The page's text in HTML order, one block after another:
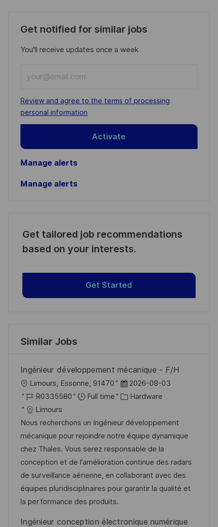
Get notified for similar jobs
You'll receive updates once a week
Email
address
(Required)
Required
Review and agree to the terms of processing
personal information
Activate
Manage alerts
Manage alerts
Get tailored job recommendations
based on your interests.
Get Started
Similar Jobs
Ingénieur développement mécanique - F/H
L
o
c
a
t
i
o
n
Limours, Essonne, 91470
P
o
t
e
d
D
a
t
2026-08-03
J
o
b
I
d
R0335580 Full time
C
t
e
g
o
r
y
Hardware
Limours
Nous recherchons un Ingénieur développement
mécanique pour rejoindre notre équipe dynamique
chez Thales. Vous serez responsable de la
conception et de l'amélioration continue des radars
de surveillance aérienne, en collaborant avec des
équipes pluridisciplinaires pour garantir la qualité et
la performance des produits.
Ingénieur conception électronique numérique